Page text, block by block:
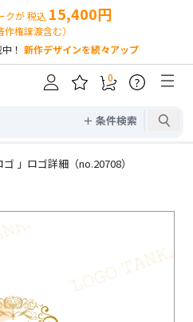
クが 税込 15,400円
権譲渡含む）
！ 新作デザインを続々アップ
＋ 条件検索
0 ?
」ロゴ詳細（no.20708）